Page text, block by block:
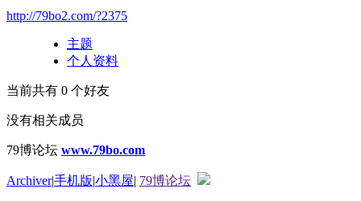
http://79bo2.com/?2375
主题
个人资料
当前共有 0 个好友
没有相关成员
79博论坛 www.79bo.com
Archiver|手机版|小黑屋| 79博论坛